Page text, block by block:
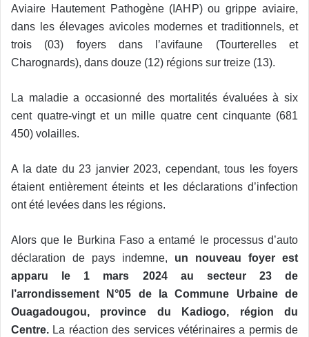
Aviaire Hautement Pathogène (IAHP) ou grippe aviaire,
dans les élevages avicoles modernes et traditionnels, et
trois (03) foyers dans l’avifaune (Tourterelles et
Charognards), dans douze (12) régions sur treize (13).
La maladie a occasionné des mortalités évaluées à six
cent quatre-vingt et un mille quatre cent cinquante (681
450) volailles.
A la date du 23 janvier 2023, cependant, tous les foyers
étaient entièrement éteints et les déclarations d’infection
ont été levées dans les régions.
Alors que le Burkina Faso a entamé le processus d’auto
déclaration de pays indemne, un nouveau foyer est
apparu le 1 mars 2024 au secteur 23 de
l’arrondissement N°05 de la Commune Urbaine de
Ouagadougou, province du Kadiogo, région du
Centre. La réaction des services vétérinaires a permis de